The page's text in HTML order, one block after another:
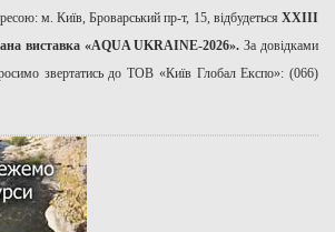
м. Київ, Броварський пр-т, 15, відбудеться ХХІІІ
виставка «AQUA UKRAINE-2026».За довідками
звертатись до ТОВ «Київ Глобал Експо»: (066)